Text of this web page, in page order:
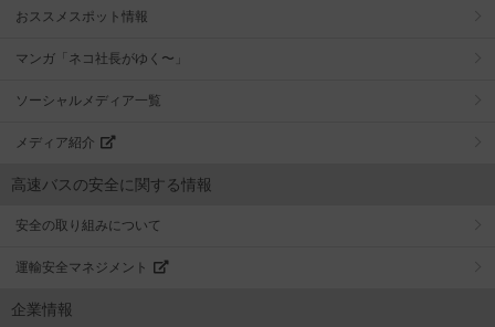
おススメスポット情報
マンガ「ネコ社長がゆく〜」
ソーシャルメディア一覧
メディア紹介
高速バスの安全に関する情報
安全の取り組みについて
運輸安全マネジメント
企業情報